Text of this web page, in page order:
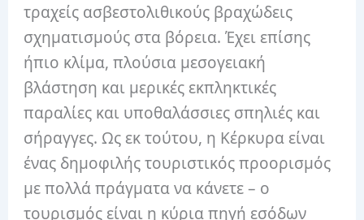
τραχείς ασβεστολιθικούς βραχώδεις
σχηματισμούς στα βόρεια. Έχει επίσης
ήπιο κλίμα, πλούσια μεσογειακή
βλάστηση και μερικές εκπληκτικές
παραλίες και υποθαλάσσιες σπηλιές και
σήραγγες. Ως εκ τούτου, η Κέρκυρα είναι
ένας δημοφιλής τουριστικός προορισμός
με πολλά πράγματα να κάνετε – ο
τουρισμός είναι η κύρια πηγή εσόδων